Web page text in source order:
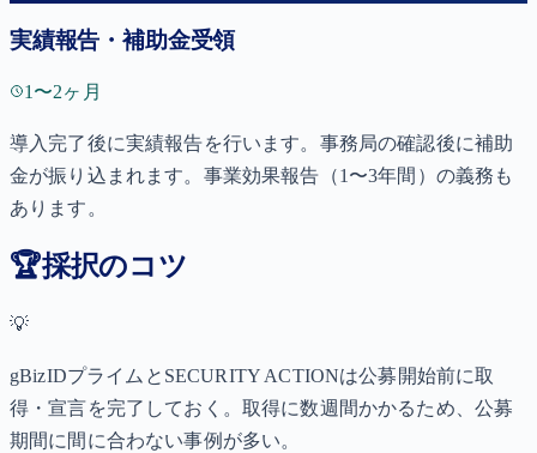
実績報告・補助金受領
1〜2ヶ月
導入完了後に実績報告を行います。事務局の確認後に補助
金が振り込まれます。事業効果報告（1〜3年間）の義務も
あります。
🏆採択のコツ
💡
gBizIDプライムとSECURITY ACTIONは公募開始前に取
得・宣言を完了しておく。取得に数週間かかるため、公募
期間に間に合わない事例が多い。